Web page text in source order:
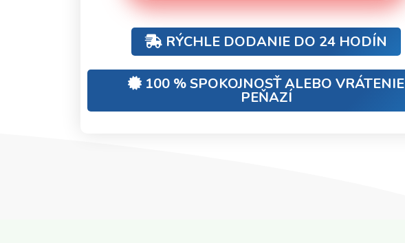
RÝCHLE DODANIE DO 24 HODÍN
100 % SPOKOJNOSŤ ALEBO VRÁTENIE
PEŇAZÍ